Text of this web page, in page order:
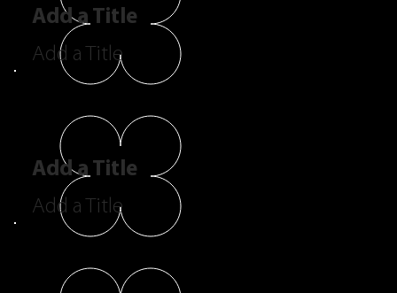
Add a Title
Add a Title
Add a Title
Add a Title